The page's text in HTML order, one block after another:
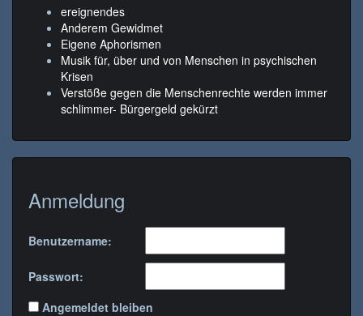
ereignendes
Anderem Gewidmet
Eigene Aphorismen
Musik für, über und von Menschen in psychischen
Krisen
Verstöße gegen die Menschenrechte werden immer
schlimmer- Bürgergeld gekürzt
Anmeldung
Benutzername:
Passwort:
Angemeldet bleiben